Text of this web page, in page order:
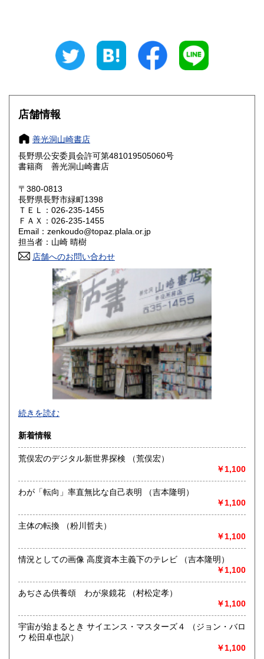
750円 長野県
愛知県
滋賀県
大阪府 800円 兵庫県
奈良県
鳥取県 900円
岡山県 広島県
山口県
900円 愛媛県
900円 福岡県
1,100円 長崎県
1,100円 大分県
1,100円 鹿児島県
沖縄県
店舗情報
善光洞山崎書店
長野県公安委員会許可第481019505060号
書籍商 善光洞山崎書店
〒380-0813
長野県長野市緑町1398
ＴＥＬ：026-235-1455
ＦＡＸ：026-235-1455
Email：zenkoudo@topaz.plala.or.jp
担当者：山崎 晴樹
店舗へのお問い合わせ
長野県に関する書籍はおまかせください、在庫豊富にござい
ます。問い合わせくださいませ。他、古書全般広く取扱って
おります。
沿線名：信越線 長野電鉄
営業時間：10:00〜19:00fax受付10時より19時
定休日：毎日曜日と第3月曜日
書籍の買取について
ご一報くださいませ、誠意をもって対応いたします。是非ご
取り扱い分野
哲学宗教、歴史、美術工芸、外国文学、古書一般（その他）
続きを読む
新着情報
荒俣宏のデジタル新世界探検 （荒俣宏）
￥1,100
わが「転向」率直無比な自己表明 （吉本隆明）
￥1,100
主体の転換 （粉川哲夫）
￥1,100
情況としての画像 高度資本主義下のテレビ （吉本隆明）
￥1,100
あぢさゐ供養頌 わが泉鏡花 （村松定孝）
￥1,100
宇宙が始まるとき サイエンス・マスターズ４ （ジョン・バロ
ウ 松田卓也訳）
￥1,100